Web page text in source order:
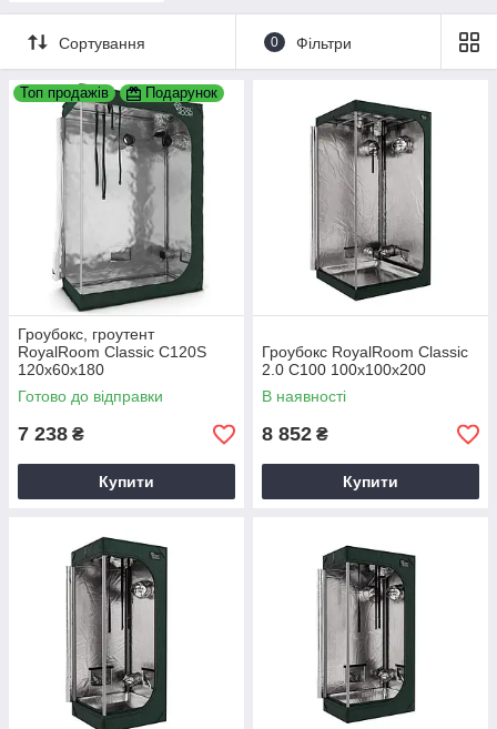
Сортування 0 Фільтри
Топ продажів Подарунок
Гроубокс, гроутент
RoyalRoom Classic C120S
120x60x180
Готово до відправки
7 238 ₴
Купити
Гроубокс RoyalRoom Classic
2.0 C100 100x100x200
В наявності
8 852 ₴
Купити